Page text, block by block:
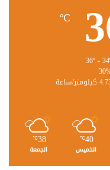
℃
ساعة
40
℃
الخميس
38
℃
الجمعة